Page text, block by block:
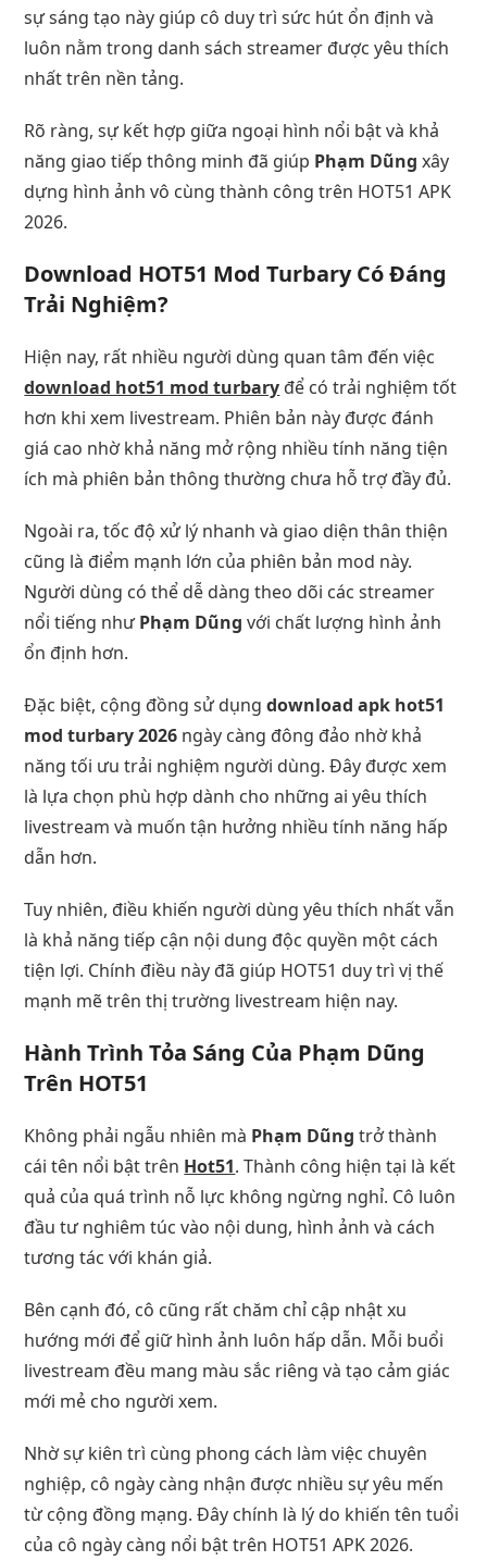
sự sáng tạo này giúp cô duy trì sức hút ổn định và
luôn nằm trong danh sách streamer được yêu thích
nhất trên nền tảng.
Rõ ràng, sự kết hợp giữa ngoại hình nổi bật và khả
năng giao tiếp thông minh đã giúp Phạm Dũng xây
dựng hình ảnh vô cùng thành công trên HOT51 APK
2026.
Download HOT51 Mod Turbary Có Đáng
Trải Nghiệm?
Hiện nay, rất nhiều người dùng quan tâm đến việc
download hot51 mod turbary để có trải nghiệm tốt
hơn khi xem livestream. Phiên bản này được đánh
giá cao nhờ khả năng mở rộng nhiều tính năng tiện
ích mà phiên bản thông thường chưa hỗ trợ đầy đủ.
Ngoài ra, tốc độ xử lý nhanh và giao diện thân thiện
cũng là điểm mạnh lớn của phiên bản mod này.
Người dùng có thể dễ dàng theo dõi các streamer
nổi tiếng nhưPhạm Dũng với chất lượng hình ảnh
ổn định hơn.
Đặc biệt, cộng đồng sử dụngdownload apk hot51
mod turbary 2026 ngày càng đông đảo nhờ khả
năng tối ưu trải nghiệm người dùng. Đây được xem
là lựa chọn phù hợp dành cho những ai yêu thích
livestream và muốn tận hưởng nhiều tính năng hấp
dẫn hơn.
Tuy nhiên, điều khiến người dùng yêu thích nhất vẫn
là khả năng tiếp cận nội dung độc quyền một cách
tiện lợi. Chính điều này đã giúp HOT51 duy trì vị thế
mạnh mẽ trên thị trường livestream hiện nay.
Hành Trình Tỏa Sáng Của Phạm Dũng
Trên HOT51
Không phải ngẫu nhiên mà Phạm Dũng trở thành
cái tên nổi bật trên Hot51. Thành công hiện tại là kết
quả của quá trình nỗ lực không ngừng nghỉ. Cô luôn
đầu tư nghiêm túc vào nội dung, hình ảnh và cách
tương tác với khán giả.
Bên cạnh đó, cô cũng rất chăm chỉ cập nhật xu
hướng mới để giữ hình ảnh luôn hấp dẫn. Mỗi buổi
livestream đều mang màu sắc riêng và tạo cảm giác
mới mẻ cho người xem.
Nhờ sự kiên trì cùng phong cách làm việc chuyên
nghiệp, cô ngày càng nhận được nhiều sự yêu mến
từ cộng đồng mạng. Đây chính là lý do khiến tên tuổi
của cô ngày càng nổi bật trên HOT51 APK 2026.